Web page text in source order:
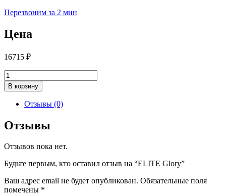
Перезвоним за 2 мин
Цена
16715 ₽
Количество
товара
ELITE
Glory
В корзину
Отзывы (0)
Отзывы
Отзывов пока нет.
Будьте первым, кто оставил отзыв на “ELITE Glory”
Ваш адрес email не будет опубликован. Обязательные поля
помечены *